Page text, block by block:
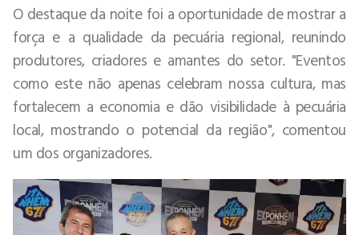
O destaque da noite foi a oportunidade de mostrar a
força e a qualidade da pecuária regional, reunindo
produtores, criadores e amantes do setor. "Eventos
como este não apenas celebram nossa cultura, mas
fortalecem a economia e dão visibilidade à pecuária
local, mostrando o potencial da região", comentou
um dos organizadores.